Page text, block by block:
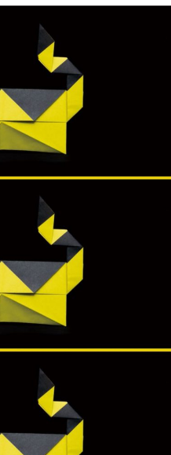
の時間です。』
えてくれた 本当の歩き方。」
まれる 新しい一流店へ。」
に出会いに。韓国」
ツ予想図 2026」
む 新・開運術。」
いれば、幸せ」
の新常識。」
MOOK
US!